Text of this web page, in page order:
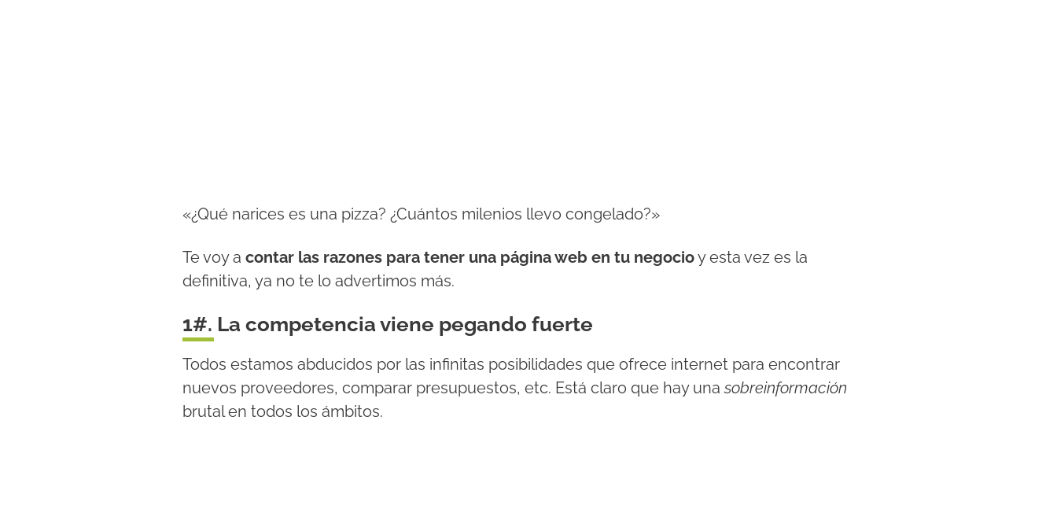
«¿Qué narices es una pizza? ¿Cuántos milenios llevo congelado?»
Te voy a contar las razones para tener una página web en tu negocioy esta vez es la
definitiva, ya no te lo advertimos más.
1#. La competencia viene pegando fuerte
Todos estamos abducidos por las infinitas posibilidades que ofrece internet para encontrar
nuevos proveedores, comparar presupuestos, etc. Está claro que hay unasobreinformación
brutal en todos los ámbitos.